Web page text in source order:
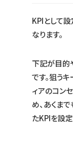
KPIとして
なります。
下記が目的
です。狙う
ィアのコン
め、あくま
たKPIを設定